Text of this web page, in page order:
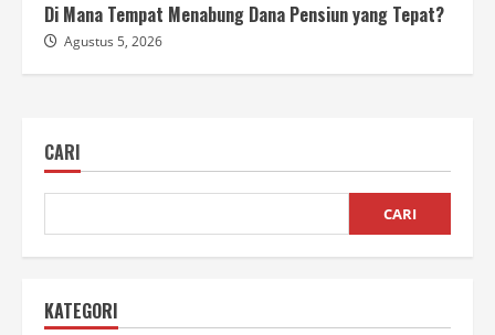
Di Mana Tempat Menabung Dana Pensiun yang Tepat?
Agustus 5, 2026
CARI
CARI
KATEGORI